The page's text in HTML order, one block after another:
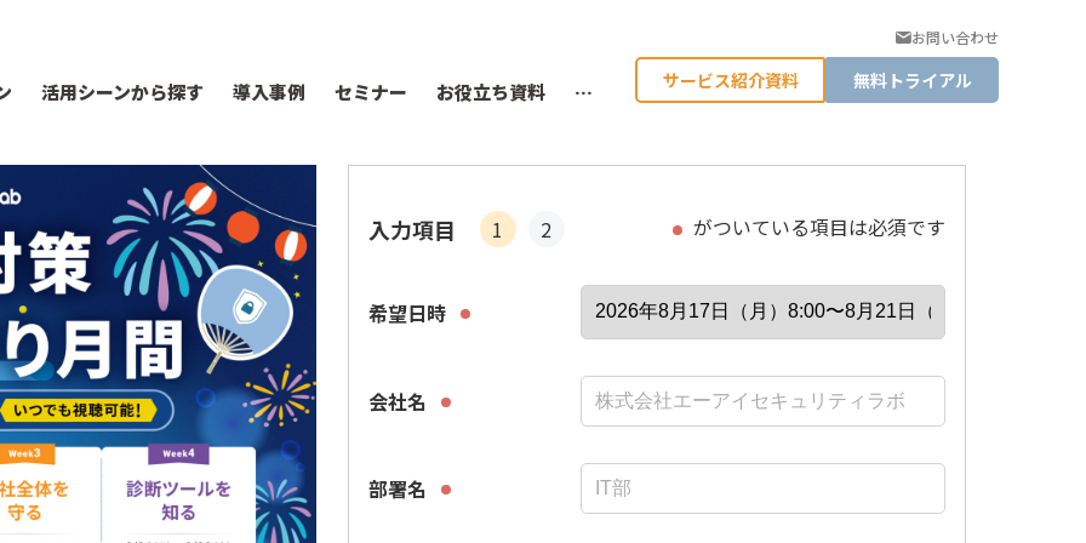
活用シーンから探す 導入事例 セミナー お役立ち資料 …
お問い合わせ
サービス紹介資料 無料トライアル
がついている項目は必須です
入力項目 1 2
希望日時
会社名
部署名